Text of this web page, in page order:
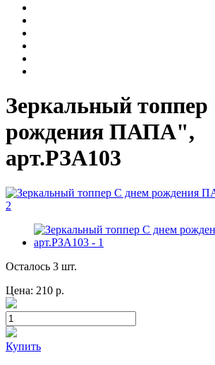
Зеркальный
рождения ПАПА",
арт.РЗА103
Осталось 3 шт.
Цена: 210 р.
Купить